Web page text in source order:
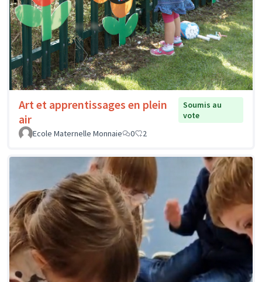
Art et apprentissages en plein
air
Soumis au
vote
Ecole Maternelle Monnaie
0 2